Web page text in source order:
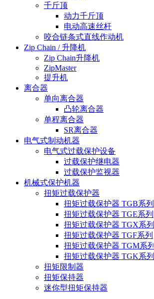
千斤顶
动力千斤顶
电动高速丝杆
咬合链条式直线作动机
Zip Chain / 升降机
Zip Chain升降机
ZipMaster
提升机
离合器
单向离合器
凸轮离合器
单程离合器
SR离合器
电气式制动机器
电气式过载保护设备
过载保护继电器
过载保护监视器
机械式保护机器
扭矩过载保护器
扭矩过载保护器 TGB系列
扭矩过载保护器 TGE系列
扭矩过载保护器 TGX系列
扭矩过载保护器 TGF系列
扭矩过载保护器 TGM系列
扭矩过载保护器 TGK系列
扭矩限制器
扭矩保持器
迷你型扭矩保持器